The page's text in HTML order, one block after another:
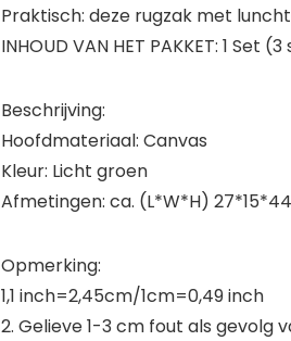
Praktisch: deze rugzak met
INHOUD VAN HET PAKKET: 1 Set
Beschrijving:
Hoofdmateriaal: Canvas
Kleur: Licht groen
Afmetingen: ca. (L*W*H)
Opmerking:
1,1 inch=2,45cm/1cm=0,49 inch
2. Gelieve 1-3 cm fout als